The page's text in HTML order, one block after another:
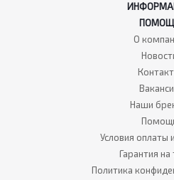
О
Наши
Условия оплаты
Гарантия на
Политика